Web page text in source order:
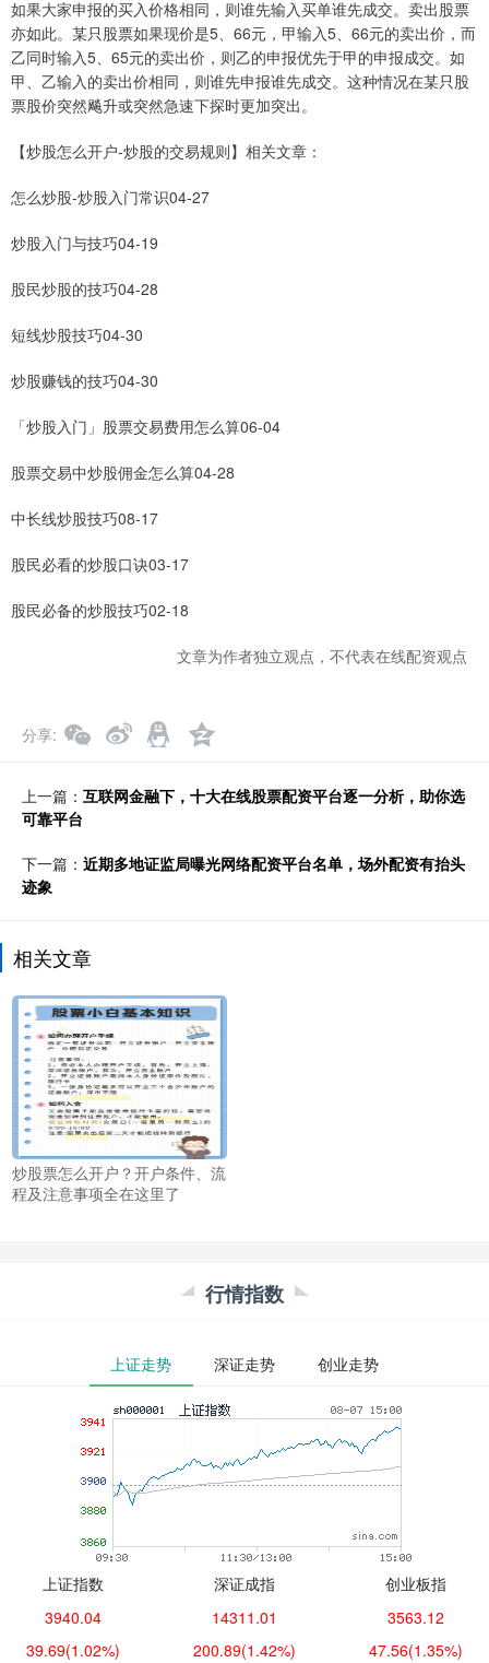
如果大家申报的买入价格相同，则谁先输入买单谁先成交。卖出股票
亦如此。某只股票如果现价是5、66元，甲输入5、66元的卖出价，而
乙同时输入5、65元的卖出价，则乙的申报优先于甲的申报成交。如
甲、乙输入的卖出价相同，则谁先申报谁先成交。这种情况在某只股
票股价突然飚升或突然急速下探时更加突出。
【炒股怎么开户-炒股的交易规则】相关文章：
怎么炒股-炒股入门常识04-27
炒股入门与技巧04-19
股民炒股的技巧04-28
短线炒股技巧04-30
炒股赚钱的技巧04-30
「炒股入门」股票交易费用怎么算06-04
股票交易中炒股佣金怎么算04-28
中长线炒股技巧08-17
股民必看的炒股口诀03-17
股民必备的炒股技巧02-18
文章为作者独立观点，不代表在线配资观点
分享
上一篇： 互联网金融下，十大在线股票配资平台逐一分析，助你选
可靠平台
下一篇： 近期多地证监局曝光网络配资平台名单，场外配资有抬头
迹象
相关文章
炒股票怎么开户？开户条件、流
程及注意事项全在这里了
行情指数
上证走势 深证走势 创业走势
上证指数
3940.04
39.69(1.02%)
深证成指
14311.01
200.89(1.42%)
创业板指
3563.12
47.56(1.35%)